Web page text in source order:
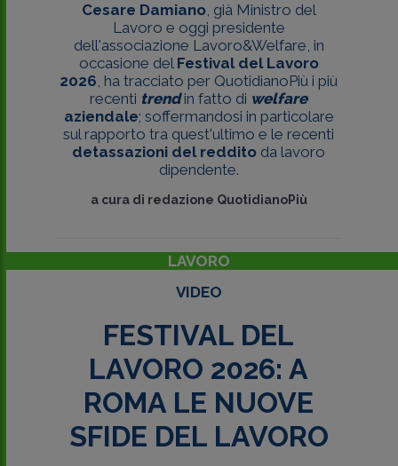
Cesare Damiano, già Ministro del
Lavoro e oggi presidente
dell'associazione Lavoro&Welfare, in
occasione del Festival del Lavoro
2026, ha tracciato per QuotidianoPiù i più
recenti trend in fatto di welfare
aziendale; soffermandosi in particolare
sul rapporto tra quest'ultimo e le recenti
detassazioni del reddito da lavoro
dipendente.
a cura di redazione QuotidianoPiù
LAVORO
VIDEO
FESTIVAL DEL
LAVORO 2026: A
ROMA LE NUOVE
SFIDE DEL LAVORO